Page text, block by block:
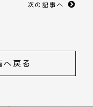
次の記事へ
戻る